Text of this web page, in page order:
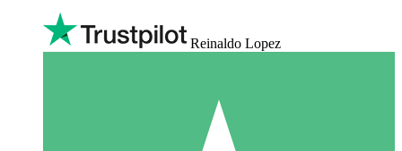
Reinaldo Lopez